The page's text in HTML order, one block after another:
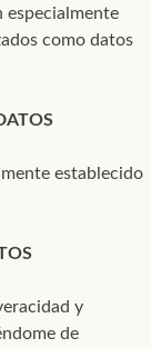
especialmente
como datos
establecido
y
de